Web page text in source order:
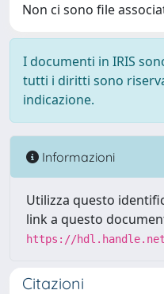
Non ci sono file
I documenti in IRIS
tutti i diritti sono
indicazione.
Informazioni
Utilizza questo
link a questo
https://
Citazioni